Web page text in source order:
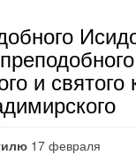
и святого
17 февраля